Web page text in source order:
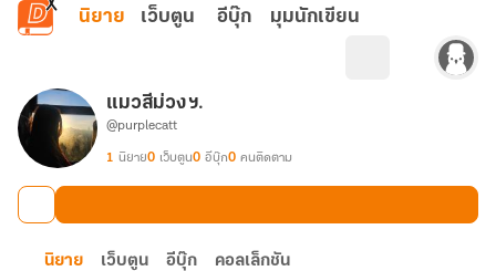
ข้ามไปยังเนื้อหาหลัก
นิยาย เว็บตูน อีบุ๊ก มุมนักเขียน
แมวสีม่วง ฯ.
@purplecatt
1 นิยาย0 เว็บตูน0 อีบุ๊ก0 คนติดตาม
นิยาย เว็บตูน อีบุ๊ก คอลเล็กชัน